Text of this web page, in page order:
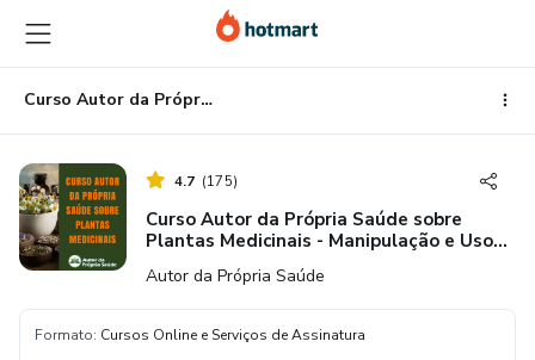
para
o
conteúdo
principal
para
o
pagamento
para
o
rodapé
Curso Autor da Própria Saúde sobre Plantas Medicinais - Manipulação e Uso 5.0
4.7 (175)
Curso Autor da Própria Saúde sobre
Plantas Medicinais - Manipulação e Uso
Autor da Própria Saúde
Formato: Cursos Online e Serviços de Assinatura